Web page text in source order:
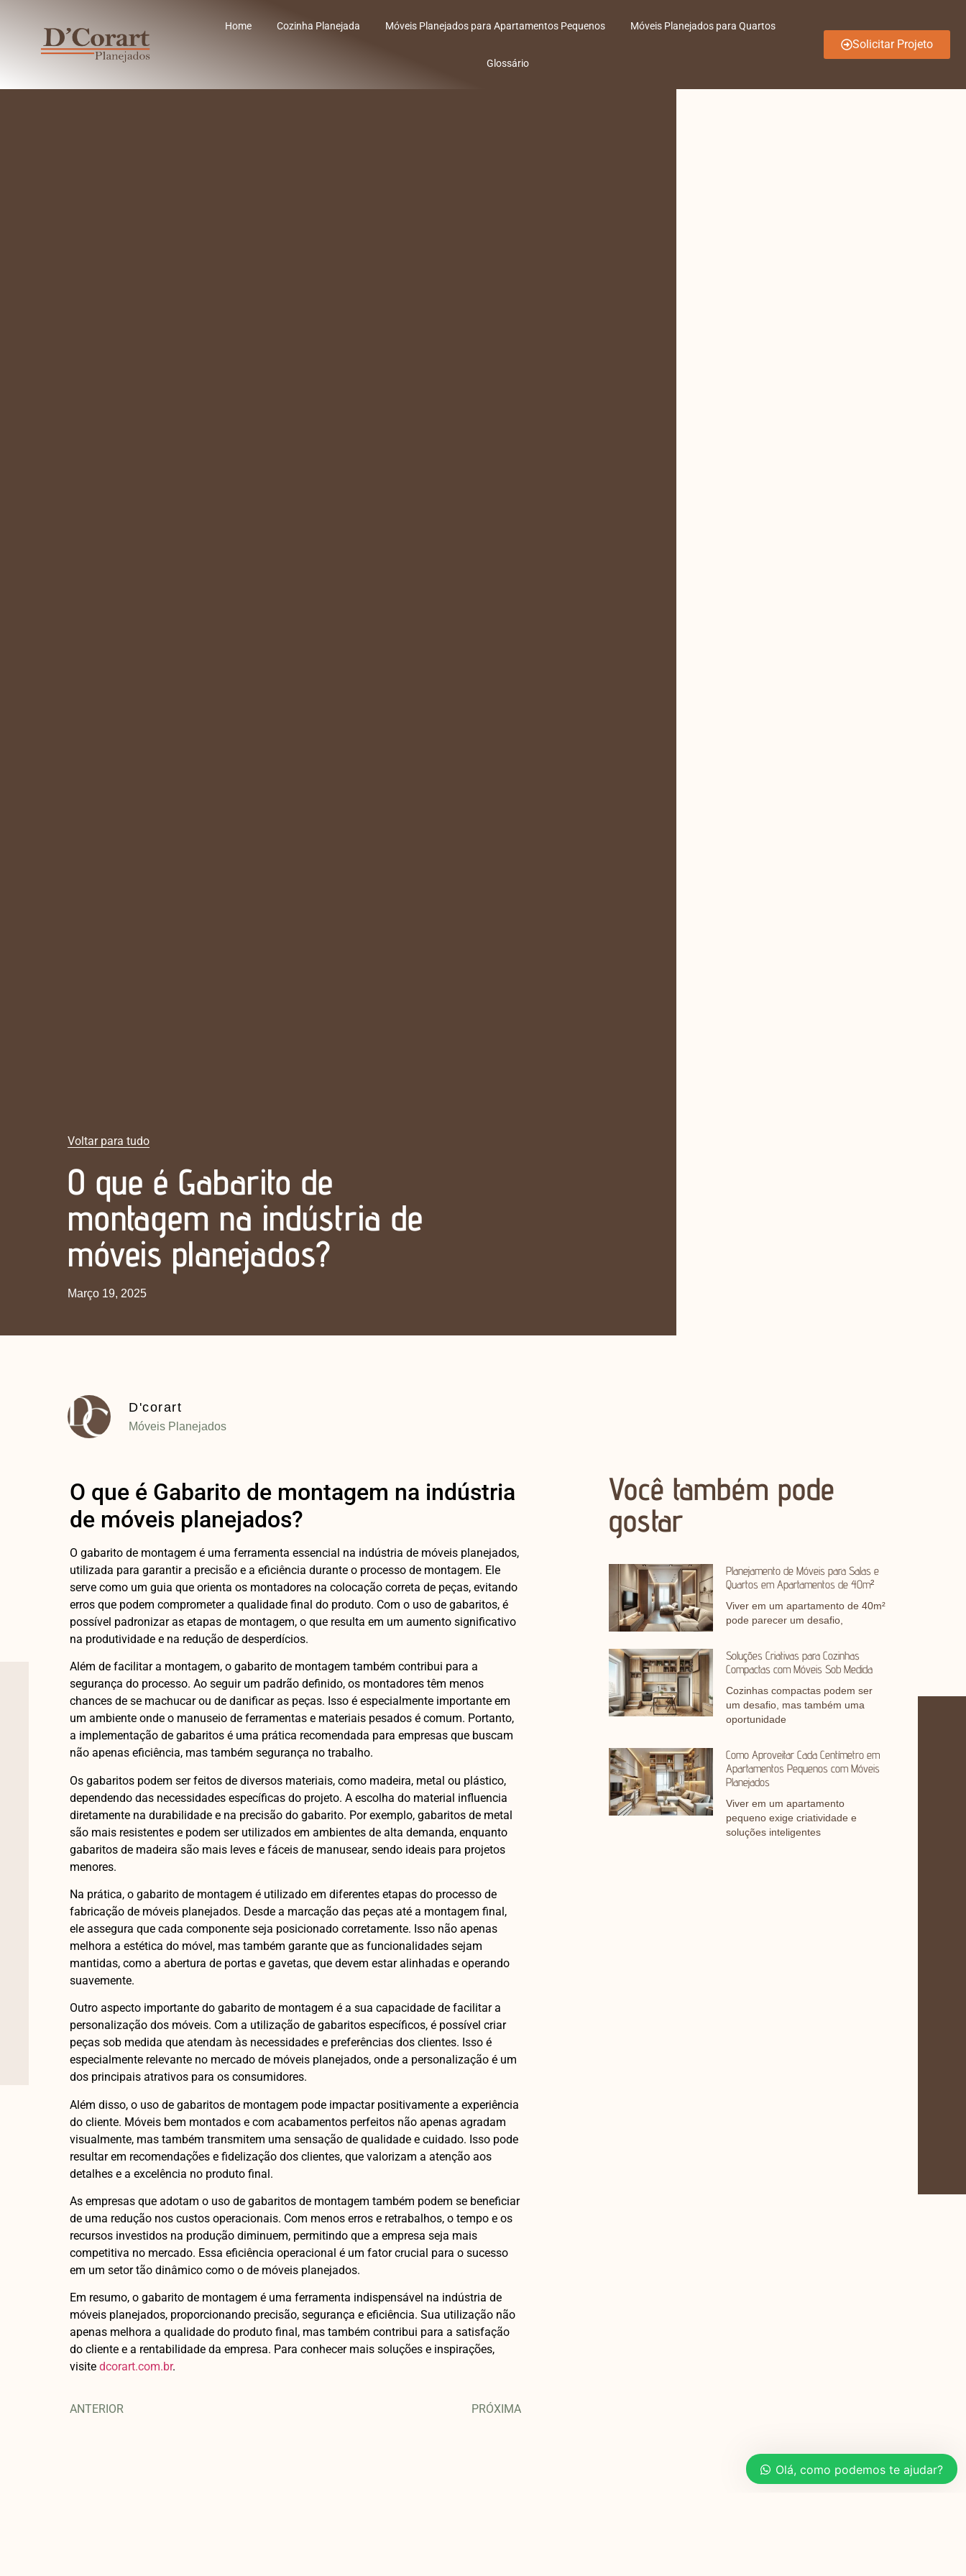
Home Cozinha Planejada Móveis Planejados para Apartamentos Pequenos Móveis Planejados para Quartos
Glossário
Solicitar Projeto
Voltar para tudo
O que é Gabarito de
montagem na indústria de
móveis planejados?
Março 19, 2025
D'corart
Móveis Planejados
O que é Gabarito de montagem na indústria
de móveis planejados?
O gabarito de montagem é uma ferramenta essencial na indústria de móveis planejados,
utilizada para garantir a precisão e a eficiência durante o processo de montagem. Ele
serve como um guia que orienta os montadores na colocação correta de peças, evitando
erros que podem comprometer a qualidade final do produto. Com o uso de gabaritos, é
possível padronizar as etapas de montagem, o que resulta em um aumento significativo
na produtividade e na redução de desperdícios.
Além de facilitar a montagem, o gabarito de montagem também contribui para a
segurança do processo. Ao seguir um padrão definido, os montadores têm menos
chances de se machucar ou de danificar as peças. Isso é especialmente importante em
um ambiente onde o manuseio de ferramentas e materiais pesados é comum. Portanto,
a implementação de gabaritos é uma prática recomendada para empresas que buscam
não apenas eficiência, mas também segurança no trabalho.
Os gabaritos podem ser feitos de diversos materiais, como madeira, metal ou plástico,
dependendo das necessidades específicas do projeto. A escolha do material influencia
diretamente na durabilidade e na precisão do gabarito. Por exemplo, gabaritos de metal
são mais resistentes e podem ser utilizados em ambientes de alta demanda, enquanto
gabaritos de madeira são mais leves e fáceis de manusear, sendo ideais para projetos
menores.
Na prática, o gabarito de montagem é utilizado em diferentes etapas do processo de
fabricação de móveis planejados. Desde a marcação das peças até a montagem final,
ele assegura que cada componente seja posicionado corretamente. Isso não apenas
melhora a estética do móvel, mas também garante que as funcionalidades sejam
mantidas, como a abertura de portas e gavetas, que devem estar alinhadas e operando
suavemente.
Outro aspecto importante do gabarito de montagem é a sua capacidade de facilitar a
personalização dos móveis. Com a utilização de gabaritos específicos, é possível criar
peças sob medida que atendam às necessidades e preferências dos clientes. Isso é
especialmente relevante no mercado de móveis planejados, onde a personalização é um
dos principais atrativos para os consumidores.
Além disso, o uso de gabaritos de montagem pode impactar positivamente a experiência
do cliente. Móveis bem montados e com acabamentos perfeitos não apenas agradam
visualmente, mas também transmitem uma sensação de qualidade e cuidado. Isso pode
resultar em recomendações e fidelização dos clientes, que valorizam a atenção aos
detalhes e a excelência no produto final.
As empresas que adotam o uso de gabaritos de montagem também podem se beneficiar
de uma redução nos custos operacionais. Com menos erros e retrabalhos, o tempo e os
recursos investidos na produção diminuem, permitindo que a empresa seja mais
competitiva no mercado. Essa eficiência operacional é um fator crucial para o sucesso
em um setor tão dinâmico como o de móveis planejados.
Em resumo, o gabarito de montagem é uma ferramenta indispensável na indústria de
móveis planejados, proporcionando precisão, segurança e eficiência. Sua utilização não
apenas melhora a qualidade do produto final, mas também contribui para a satisfação
do cliente e a rentabilidade da empresa. Para conhecer mais soluções e inspirações,
visite dcorart.com.br.
ANTERIOR PRÓXIMA
Você também pode
gostar
Planejamento de Móveis para Salas e
Quartos em Apartamentos de 40m²
Viver em um apartamento de 40m²
pode parecer um desafio,
Soluções Criativas para Cozinhas
Compactas com Móveis Sob Medida
Cozinhas compactas podem ser
um desafio, mas também uma
oportunidade
Como Aproveitar Cada Centímetro em
Apartamentos Pequenos com Móveis
Planejados
Viver em um apartamento
pequeno exige criatividade e
soluções inteligentes
Olá, como podemos te ajudar?